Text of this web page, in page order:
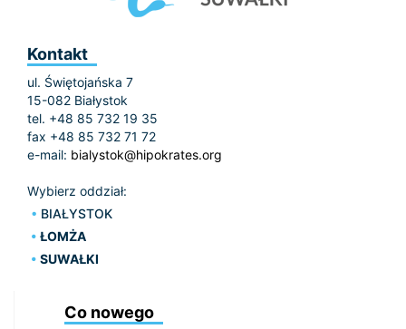
Kontakt
ul. Świętojańska 7
15-082 Białystok
tel. +48 85 732 19 35
fax +48 85 732 71 72
e-mail: bialystok@hipokrates.org
Wybierz oddział:
BIAŁYSTOK
ŁOMŻA
SUWAŁKI
Co nowego